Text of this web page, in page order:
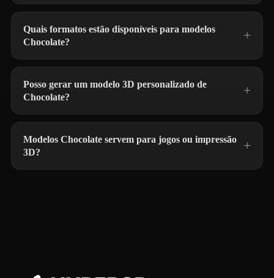
Quais formatos estão disponíveis para modelos
Chocolate?
Posso gerar um modelo 3D personalizado de
Chocolate?
Modelos Chocolate servem para jogos ou impressão
3D?